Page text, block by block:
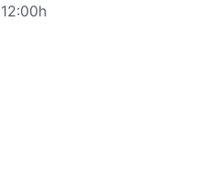
12:00h